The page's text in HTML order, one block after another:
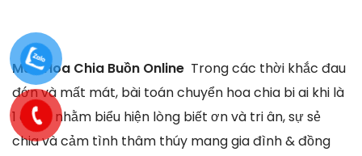
Mua Hoa Chia Buồn Online Trong các thời khắc đau
đớn và mất mát, bài toán chuyển hoa chia bi ai khi là
1 cách nhằm biểu hiện lòng biết ơn và tri ân, sự sẻ
chia và cảm tình thâm thúy mang gia đình & đồng